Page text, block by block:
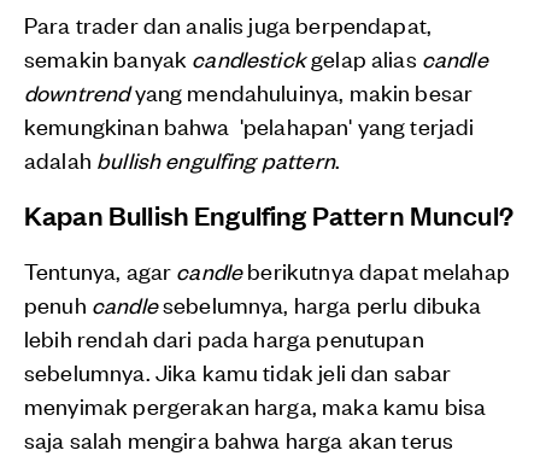
Para trader dan analis juga berpendapat,
semakin banyak candlestickgelap alias candle
downtrendyang mendahuluinya, makin besar
kemungkinan bahwa 'pelahapan' yang terjadi
adalah bullish engulfing pattern.
Kapan Bullish Engulfing Pattern Muncul?
Tentunya, agar candleberikutnya dapat melahap
penuh candlesebelumnya, harga perlu dibuka
lebih rendah dari pada harga penutupan
sebelumnya. Jika kamu tidak jeli dan sabar
menyimak pergerakan harga, maka kamu bisa
saja salah mengira bahwa harga akan terus